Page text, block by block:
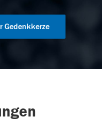
Gedenkkerze